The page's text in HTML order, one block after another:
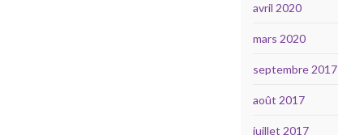
avril 2020
mars 2020
septembre 2017
août 2017
juillet 2017